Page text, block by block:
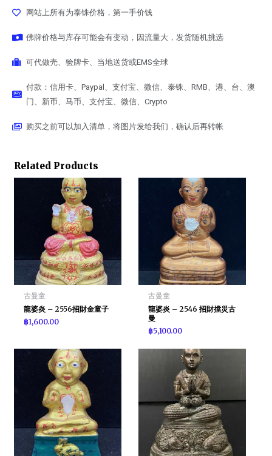
网站上所有为泰铢价格，第一手价钱
佛牌价格与库存可能会有变动，因流量大，发货随机挑选
可代做壳、验牌卡、当地送货或EMS全球
付款：信用卡、Paypal、支付宝、微信、泰铢、RMB、港、台、澳
门、新币、马币、支付宝、微信、Crypto
购买之前可以加入清单，将图片发给我们，确认后再转帐
Related Products
古曼童
龍婆炎 – 2556招財金童子
฿1,600.00
古曼童
龍婆炎 – 2546 招財擋災古
曼
฿5,100.00